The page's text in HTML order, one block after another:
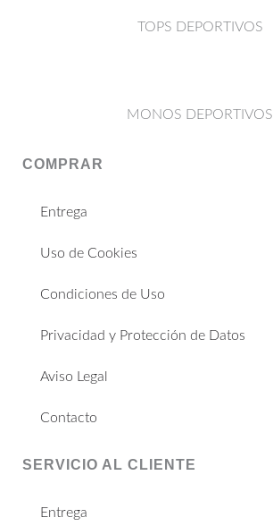
TOPS DEPORTIVOS
MONOS DEPORTIVOS
COMPRAR
Entrega
Uso de Cookies
Condiciones de Uso
Privacidad y Protección de Datos
Aviso Legal
Contacto
SERVICIO AL CLIENTE
Entrega